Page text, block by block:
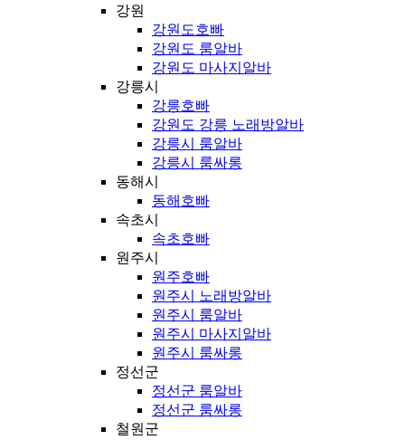
강원
강원도호빠
강원도 룸알바
강원도 마사지알바
강릉시
강릉호빠
강원도 강릉 노래방알바
강릉시 룸알바
강릉시 룸싸롱
동해시
동해호빠
속초시
속초호빠
원주시
원주호빠
원주시 노래방알바
원주시 룸알바
원주시 마사지알바
원주시 룸싸롱
정선군
정선군 룸알바
정선군 룸싸롱
철원군